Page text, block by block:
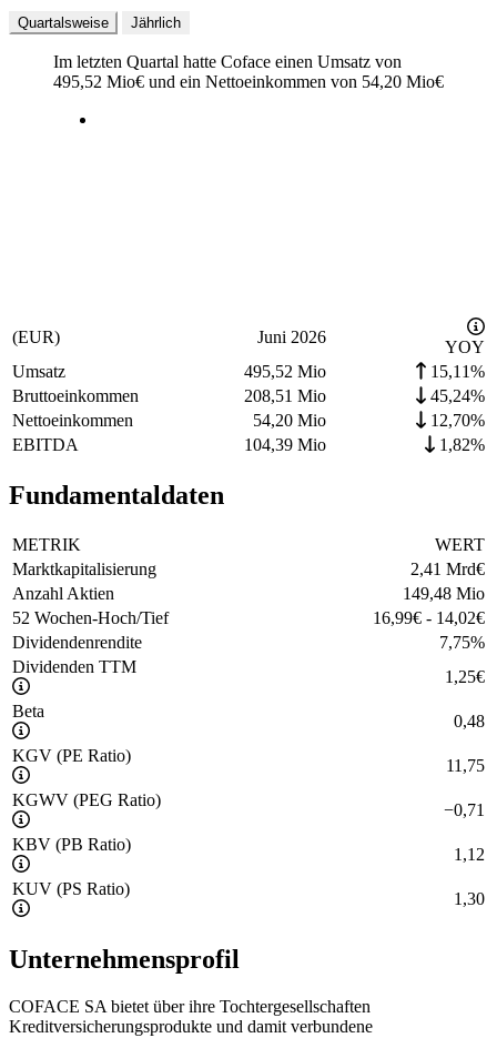
Quartalsweise Jährlich
Im letzten Quartal hatte Coface einen Umsatz von
495,52 Mio€ und ein Nettoeinkommen von 54,20 Mio€
(EUR) Juni 2026
YOY
Umsatz
495,52 Mio
15,11%
Bruttoeinkommen
208,51 Mio
45,24%
Nettoeinkommen
54,20 Mio
12,70%
EBITDA
104,39 Mio 1,82%
Fundamentaldaten
METRIK
WERT
Marktkapitalisierung
2,41 Mrd€
Anzahl Aktien
149,48 Mio
52 Wochen-Hoch/Tief
16,99€ - 14,02€
Dividendenrendite
7,75%
Dividenden TTM
1,25€
Beta
0,48
KGV (PE Ratio)
11,75
KGWV (PEG Ratio)
−0,71
KBV (PB Ratio)
1,12
KUV (PS Ratio)
1,30
Unternehmensprofil
COFACE SA bietet über ihre Tochtergesellschaften
Kreditversicherungsprodukte und damit verbundene